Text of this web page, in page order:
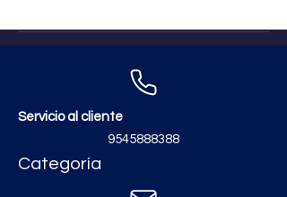
Servicio al cliente
9545888388
Categoría